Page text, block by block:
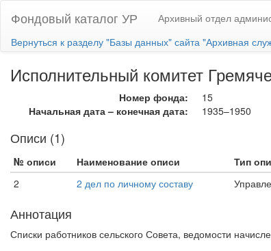
Фондовый каталог УР Архивный отдел
Вернуться к разделу "Базы данных" сайта "Архивная
Исполнительный комитет
Номер фонда:
15
Начальная дата – конечная дата:
1935–1950
Описи (1)
№ описи Наименование описи Тип
2
2 дел по личному составу
Аннотация
Списки работников сельского Совета, ведомости